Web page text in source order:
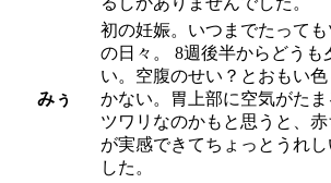
みぅ
初の妊娠。いつまでたって
の日々。 8週後半からどうも
い。空腹のせい？とおもい
かない。胃上部に空気がた
ツワリなのかもと思うと、
が実感できてちょっとうれ
した。